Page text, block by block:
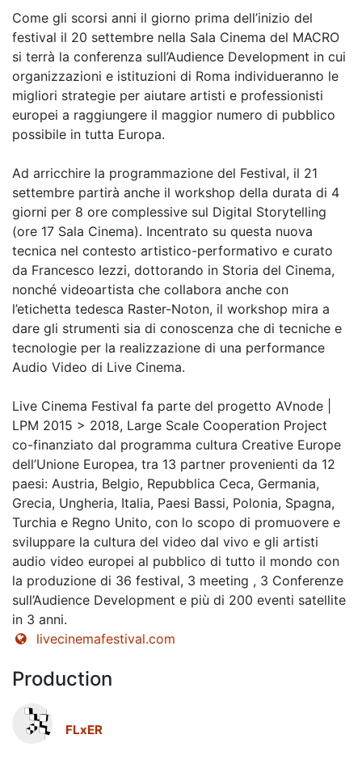
Come gli scorsi anni il giorno prima dell’inizio del
festival il 20 settembre nella Sala Cinema del MACRO
si terrà la conferenza sull’Audience Development in cui
organizzazioni e istituzioni di Roma individueranno le
migliori strategie per aiutare artisti e professionisti
europei a raggiungere il maggior numero di pubblico
possibile in tutta Europa.
Ad arricchire la programmazione del Festival, il 21
settembre partirà anche il workshop della durata di 4
giorni per 8 ore complessive sul Digital Storytelling
(ore 17 Sala Cinema). Incentrato su questa nuova
tecnica nel contesto artistico-performativo e curato
da Francesco Iezzi, dottorando in Storia del Cinema,
nonché videoartista che collabora anche con
l’etichetta tedesca Raster-Noton, il workshop mira a
dare gli strumenti sia di conoscenza che di tecniche e
tecnologie per la realizzazione di una performance
Audio Video di Live Cinema.
Live Cinema Festival fa parte del progetto AVnode |
LPM 2015 > 2018, Large Scale Cooperation Project
co-finanziato dal programma cultura Creative Europe
dell’Unione Europea, tra 13 partner provenienti da 12
paesi: Austria, Belgio, Repubblica Ceca, Germania,
Grecia, Ungheria, Italia, Paesi Bassi, Polonia, Spagna,
Turchia e Regno Unito, con lo scopo di promuovere e
sviluppare la cultura del video dal vivo e gli artisti
audio video europei al pubblico di tutto il mondo con
la produzione di 36 festival, 3 meeting , 3 Conferenze
sull’Audience Development e più di 200 eventi satellite
in 3 anni.
livecinemafestival.com
Production
FLxER